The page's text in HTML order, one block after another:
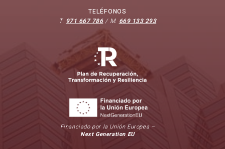
TELÉFONOS
T. 971 667 786/ M. 669 133 293
Financiado por la Unión Europea –
Next Generation EU